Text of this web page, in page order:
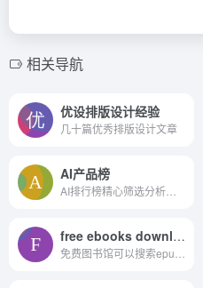
相关导航
优设排版设计经验
几十篇优秀排版设计文章
AI产品榜
free ebooks download